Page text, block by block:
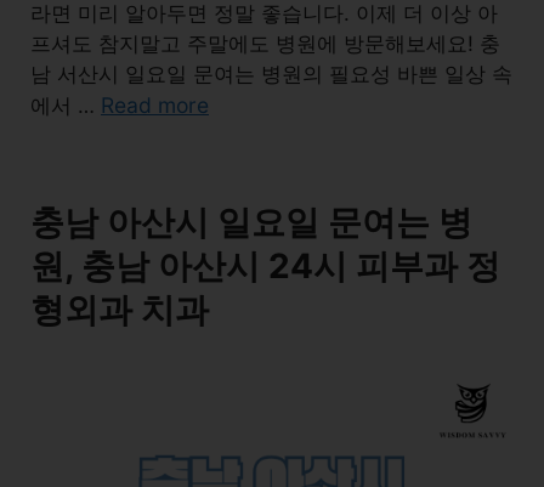
라면 미리 알아두면 정말 좋습니다. 이제 더 이상 아
프셔도 참지말고 주말에도 병원에 방문해보세요! 충
남 서산시 일요일 문여는 병원의 필요성 바쁜 일상 속
에서 … Read more
충남 아산시 일요일 문여는 병
원, 충남 아산시 24시 피부과 정
형외과 치과